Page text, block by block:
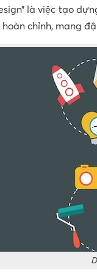
là việc tạo
chỉnh, mang